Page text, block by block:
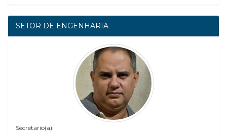
SETOR DE ENGENHARIA
Secretario(a):